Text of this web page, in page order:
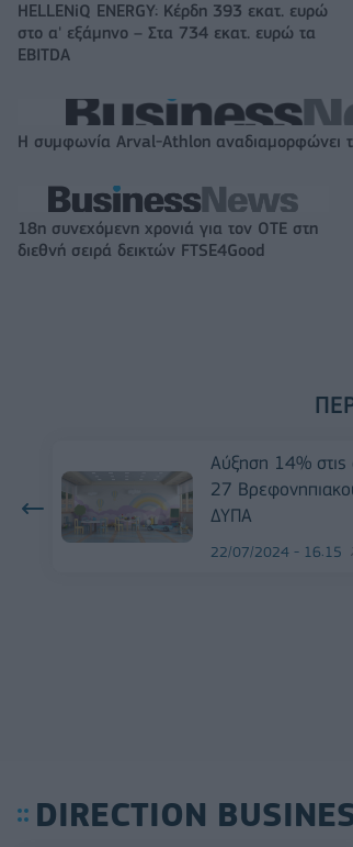
HELLENiQ ENERGY: Κέρδη 393 εκατ. ευρώ
στο α' εξάμηνο – Στα 734 εκατ. ευρώ τα
EBITDA
Η συμφωνία Arval-Athlon αναδιαμορφώνει
18η συνεχόμενη χρονιά για τον ΟΤΕ στη
διεθνή σειρά δεικτών FTSE4Good
Αύξηση 14% στις
27
ΔΥΠΑ
22/07/2024 - 16:15
DIRECTION